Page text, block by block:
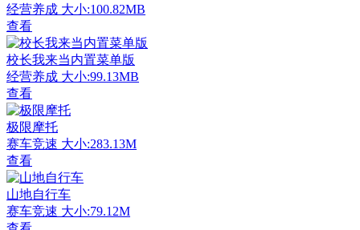
经营养成 大小:100.82MB
查看
校长我来当内置菜单版
经营养成 大小:99.13MB
查看
极限摩托
赛车竞速 大小:283.13M
查看
山地自行车
赛车竞速 大小:79.12M